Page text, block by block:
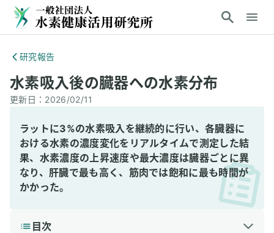
研究報告
水素吸入後の臓器への水素分布
更新日： 2026/02/11
ラットに3%の水素吸入を継続的に行い、各臓器に
おける水素の濃度変化をリアルタイムで測定した結
果、水素濃度の上昇速度や最大濃度は臓器ごとに異
なり、肝臓で最も高く、筋肉では飽和に最も時間が
かかった。
目次